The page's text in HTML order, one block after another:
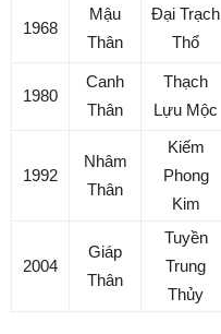
1968
Mậu
Thân
Đại Trạch
Thổ
1980
Canh
Thân
Thạch
Lựu Mộc
1992
Nhâm
Thân
Kiếm
Phong
Kim
2004
Giáp
Thân
Tuyền
Trung
Thủy